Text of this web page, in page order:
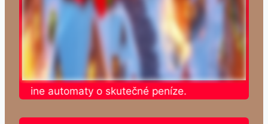
automaty o skutečné peníze.